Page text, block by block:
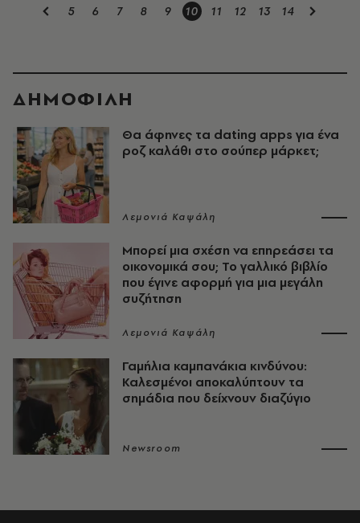
5 6 7 8 9 10 11 12 13 14
ΔΗΜΟΦΙΛΗ
Θα άφηνες τα dating apps για ένα
ροζ καλάθι στο σούπερ μάρκετ;
Λεμονιά Καψάλη
Μπορεί μια σχέση να επηρεάσει τα
οικονομικά σου; Το γαλλικό βιβλίο
που έγινε αφορμή για μια μεγάλη
συζήτηση
Λεμονιά Καψάλη
Γαμήλια καμπανάκια κινδύνου:
Καλεσμένοι αποκαλύπτουν τα
σημάδια που δείχνουν διαζύγιο
Newsroom